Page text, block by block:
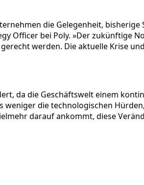
die Gelegenheit,
Officer bei Poly. »Der
werden. Die aktuelle Krise
da die Geschäftswelt einem
die technologischen
darauf ankommt, diese